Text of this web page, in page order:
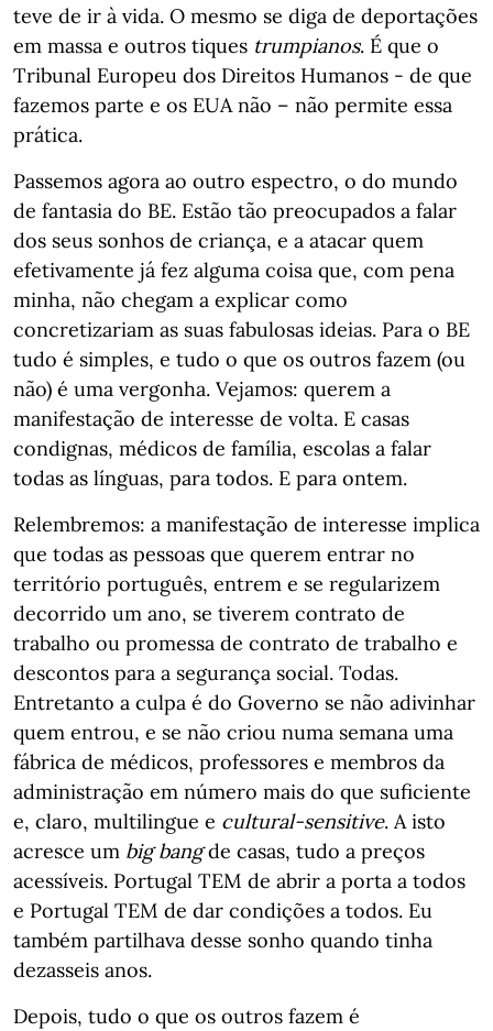
teve de ir à vida. O mesmo se diga de deportações
em massa e outros tiques trumpianos. É que o
Tribunal Europeu dos Direitos Humanos - de que
fazemos parte e os EUA não – não permite essa
prática.
Passemos agora ao outro espectro, o do mundo
de fantasia do BE. Estão tão preocupados a falar
dos seus sonhos de criança, e a atacar quem
efetivamente já fez alguma coisa que, com pena
minha, não chegam a explicar como
concretizariam as suas fabulosas ideias. Para o BE
tudo é simples, e tudo o que os outros fazem (ou
não) é uma vergonha. Vejamos: querem a
manifestação de interesse de volta. E casas
condignas, médicos de família, escolas a falar
todas as línguas, para todos. E para ontem.
Relembremos: a manifestação de interesse implica
que todas as pessoas que querem entrar no
território português, entrem e se regularizem
decorrido um ano, se tiverem contrato de
trabalho ou promessa de contrato de trabalho e
descontos para a segurança social. Todas.
Entretanto a culpa é do Governo se não adivinhar
quem entrou, e se não criou numa semana uma
fábrica de médicos, professores e membros da
administração em número mais do que suficiente
e, claro, multilingue e cultural-sensitive. A isto
acresce um big bangde casas, tudo a preços
acessíveis. Portugal TEM de abrir a porta a todos
e Portugal TEM de dar condições a todos. Eu
também partilhava desse sonho quando tinha
dezasseis anos.
Depois, tudo o que os outros fazem é